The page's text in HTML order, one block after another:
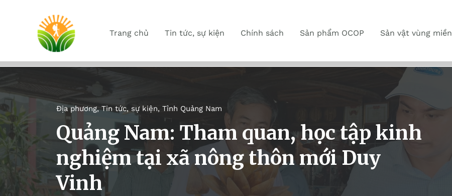
Trang chủ Tin tức, sự kiện Chính sách Sản phẩm OCOP Sản vật vùng miền
Địa phương,Tin tức, sự kiện, Tỉnh Quảng Nam
Quảng Nam: Tham quan, học tập kinh
nghiệm tại xã nông thôn mới Duy
Vinh